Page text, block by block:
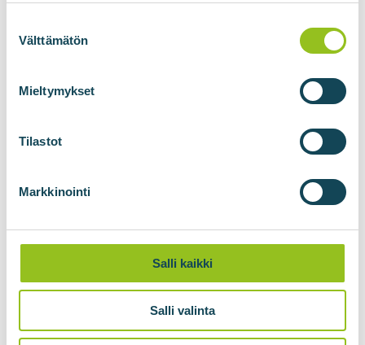
valinta
Välttämätön
Mieltymykset
Tilastot
Markkinointi
Salli kaikki
Salli valinta